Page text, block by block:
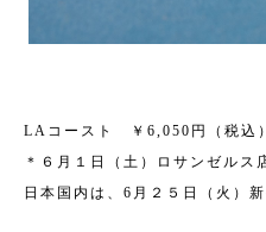
LAコースト ￥6,050円（税込）
＊６月１日（土）ロサンゼルス
日本国内は、6月２５日（火）新